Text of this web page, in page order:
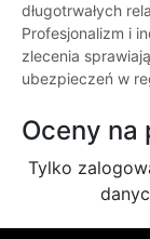
długotrwałych
Profesjonalizm i
zlecenia
ubezpieczeń w
Oceny na
Tylko